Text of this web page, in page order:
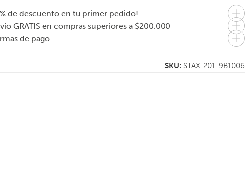
EVASOLO
de descuento en tu primer pedido!
GRATIS en compras superiores a $200.000
de pago
SKU: STAX-201-9B1006